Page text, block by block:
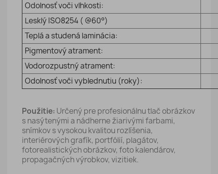
Odolnosť voči vlhkosti:
Lesklý ISO8254 ( @60°)
Teplá a studená laminácia:
Pigmentový atrament:
Vodorozpustný atrament:
Odolnosť voči vyblednutiu (roky):
Použitie: Určený pre profesionálnu tlač obrázkov
s nasýtenými a nádherne žiarivými farbami,
snímkov s vysokou kvalitou rozlíšenia,
interiérových grafík, portfólií, plagátov,
fotorealistických obrázkov, foto kalendárov,
propagačných výrobkov, vizitiek.